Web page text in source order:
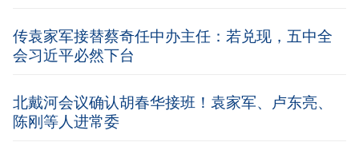
传袁家军接替蔡奇任中办主任：若兑现，五中全
会习近平必然下台
北戴河会议确认胡春华接班！袁家军、卢东亮、
陈刚等人进常委